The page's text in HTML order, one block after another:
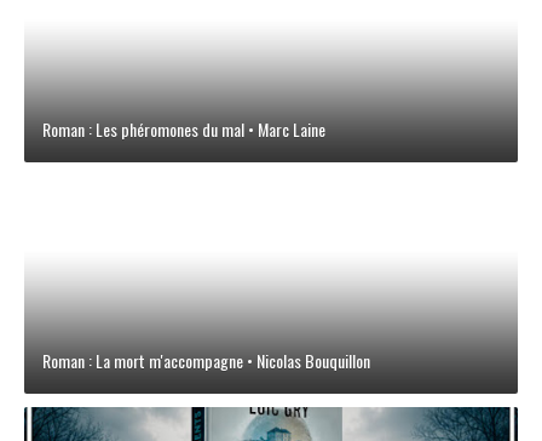
Roman : Les phéromones du mal • Marc Laine
Roman : La mort m'accompagne • Nicolas Bouquillon